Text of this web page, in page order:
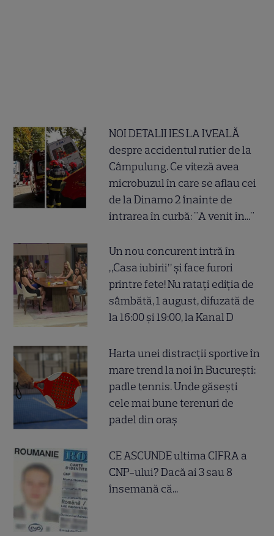
NOI DETALII IES LA IVEALĂ
despre accidentul rutier de la
Câmpulung. Ce viteză avea
microbuzul în care se aflau cei
de la Dinamo 2 înainte de
intrarea în curbă: "A venit în..."
Un nou concurent intră în
„Casa iubirii” și face furori
printre fete! Nu ratați ediția de
sâmbătă, 1 august, difuzată de
la 16:00 și 19:00, la Kanal D
Harta unei distracții sportive în
mare trend la noi în București:
padle tennis. Unde găsești
cele mai bune terenuri de
padel din oraș
CE ASCUNDE ultima CIFRA a
CNP-ului? Dacă ai 3 sau 8
însemană că...